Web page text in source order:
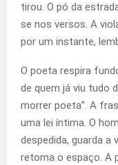
tirou. O pó da
se nos versos. A
por um instante,
O poeta respira
de quem já viu tudo
morrer poeta”. A
uma lei íntima. O
despedida, guarda a
retoma o espaço. A